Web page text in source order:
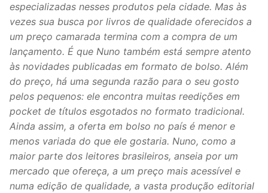
especializadas nesses produtos pela cidade. Mas às
vezes sua busca por livros de qualidade oferecidos a
um preço camarada termina com a compra de um
lançamento. É que Nuno também está sempre atento
às novidades publicadas em formato de bolso. Além
do preço, há uma segunda razão para o seu gosto
pelos pequenos: ele encontra muitas reedições em
pocket de títulos esgotados no formato tradicional.
Ainda assim, a oferta em bolso no país é menor e
menos variada do que ele gostaria. Nuno, como a
maior parte dos leitores brasileiros, anseia por um
mercado que ofereça, a um preço mais acessível e
numa edição de qualidade, a vasta produção editorial